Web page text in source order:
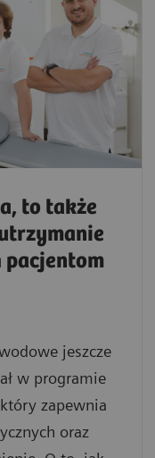
to także
pacjentom
jeszcze
w programie
zapewnia
oraz